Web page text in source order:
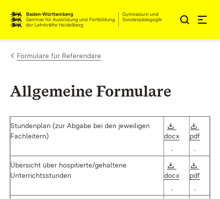
Zum Inhalt springen
Link zur Startseite
Formulare für Referendare
Allgemeine Formulare
Stundenplan (zur Abgabe bei den jeweiligen
Fachleitern)
Download:
docx
pdf
Übersicht über hospitierte/gehaltene
Unterrichtsstunden
Download:
docx
pdf